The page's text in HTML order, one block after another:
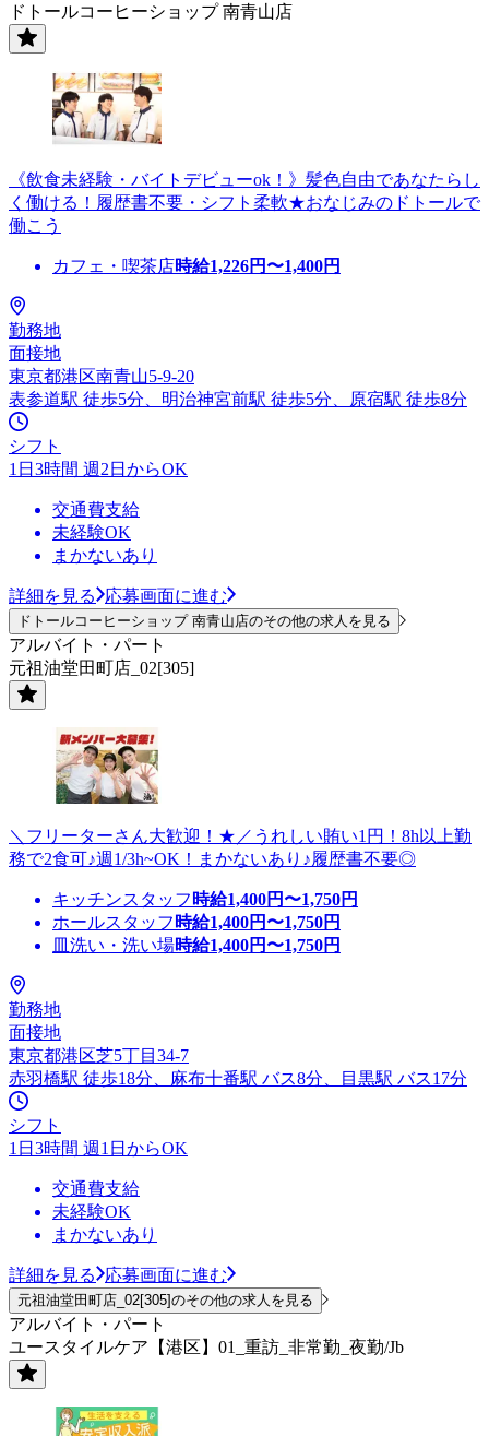
ドトールコーヒーショップ 南青山店
《飲食未経験・バイトデビューok！》髪色自由であなたらし
く働ける！履歴書不要・シフト柔軟★おなじみのドトールで
働こう
カフェ・喫茶店時給1,226円〜1,400円
勤務地
面接地
東京都港区南青山5-9-20
表参道駅 徒歩5分、明治神宮前駅 徒歩5分、原宿駅 徒歩8分
シフト
1日3時間 週2日からOK
交通費支給
未経験OK
まかないあり
詳細を見る 応募画面に進む
ドトールコーヒーショップ 南青山店のその他の求人を見る
アルバイト・パート
元祖油堂田町店_02[305]
＼フリーターさん大歓迎！★／うれしい賄い1円！8h以上勤
務で2食可♪週1/3h~OK！まかないあり♪履歴書不要◎
キッチンスタッフ 時給1,400円〜1,750円
ホールスタッフ 時給1,400円〜1,750円
皿洗い・洗い場時給1,400円〜1,750円
勤務地
面接地
東京都港区芝5丁目34-7
赤羽橋駅 徒歩18分、麻布十番駅 バス8分、目黒駅 バス17分
シフト
1日3時間 週1日からOK
交通費支給
未経験OK
まかないあり
詳細を見る 応募画面に進む
元祖油堂田町店_02[305]のその他の求人を見る
アルバイト・パート
ユースタイルケア【港区】01_重訪_非常勤_夜勤/Jb